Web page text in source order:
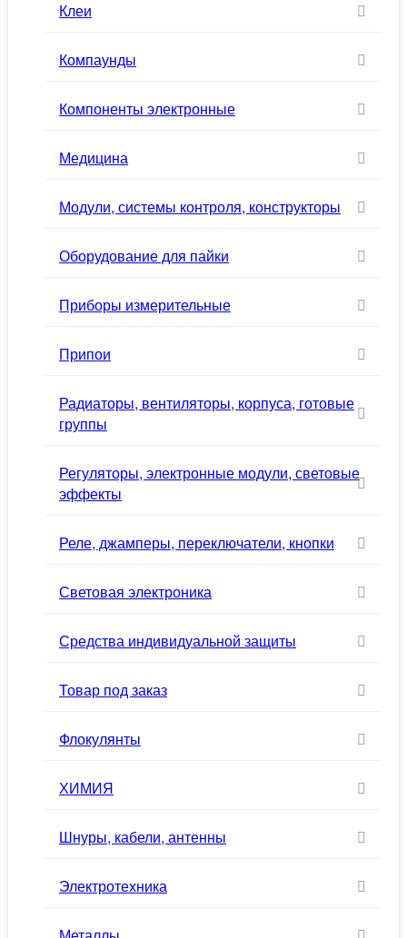
Клеи
Компаунды
Компоненты электронные
Медицина
Модули, системы контроля, конструкторы
Оборудование для пайки
Приборы измерительные
Припои
Радиаторы, вентиляторы, корпуса, готовые
группы
Регуляторы, электронные модули, световые
эффекты
Реле, джамперы, переключатели, кнопки
Световая электроника
Средства индивидуальной защиты
Товар под заказ
Флокулянты
ХИМИЯ
Шнуры, кабели, антенны
Электротехника